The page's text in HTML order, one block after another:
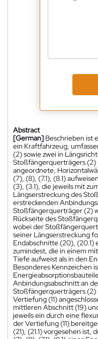
Abstract
[German] Beschrieben ist
ein Kraftfahrzeug,
(2) sowie zwei in
Stoßfängerquerträgers
angeordnete,
(7), (8), (7.1), (8.1)
(3), (3.1), die jeweils mit
Längserstreckung des
erstreckenden
Stoßfängerquerträger (2)
Rückseite des
wobei der
seiner Längserstreckung
Endabschnitte (20), (20.1)
zumindest, die in einem
Tiefe aufweist als in den
Besonderes Kennzeichen
Anbindungsabschnitt an
Stoßfängerquerträgers (2)
Vertiefung (11)
mittleren Abschnitt (19)
jeweils ein durch eine
der Vertiefung (11)
(21), (21.1) vorgesehen ist,